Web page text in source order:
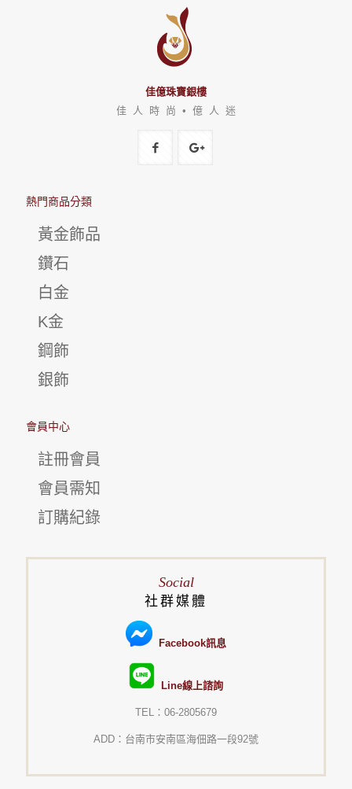
佳億珠寶銀樓
佳 人 時 尚 • 億 人 迷
熱門商品分類
黃金飾品
鑽石
白金
K金
鋼飾
銀飾
會員中心
註冊會員
會員需知
訂購紀錄
Social
社群媒體
Facebook訊息
Line線上諮詢
TEL：06-2805679
ADD：台南市安南區海佃路一段92號